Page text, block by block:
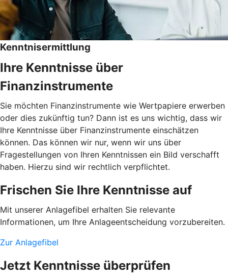
Kenntnisermittlung
Ihre Kenntnisse über
Finanzinstrumente
Sie möchten Finanzinstrumente wie Wertpapiere erwerben
oder dies zukünftig tun? Dann ist es uns wichtig, dass wir
Ihre Kenntnisse über Finanzinstrumente einschätzen
können. Das können wir nur, wenn wir uns über
Fragestellungen von Ihren Kenntnissen ein Bild verschafft
haben. Hierzu sind wir rechtlich verpflichtet.
Frischen Sie Ihre Kenntnisse auf
Mit unserer Anlagefibel erhalten Sie relevante
Informationen, um Ihre Anlageentscheidung vorzubereiten.
Zur Anlagefibel
Jetzt Kenntnisse überprüfen